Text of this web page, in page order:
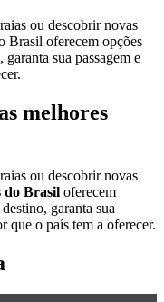
ou descobrir novas
Brasil oferecem opções
sua passagem e
melhores
ou descobrir novas
do Brasil oferecem
garanta sua
que o país tem a oferecer.